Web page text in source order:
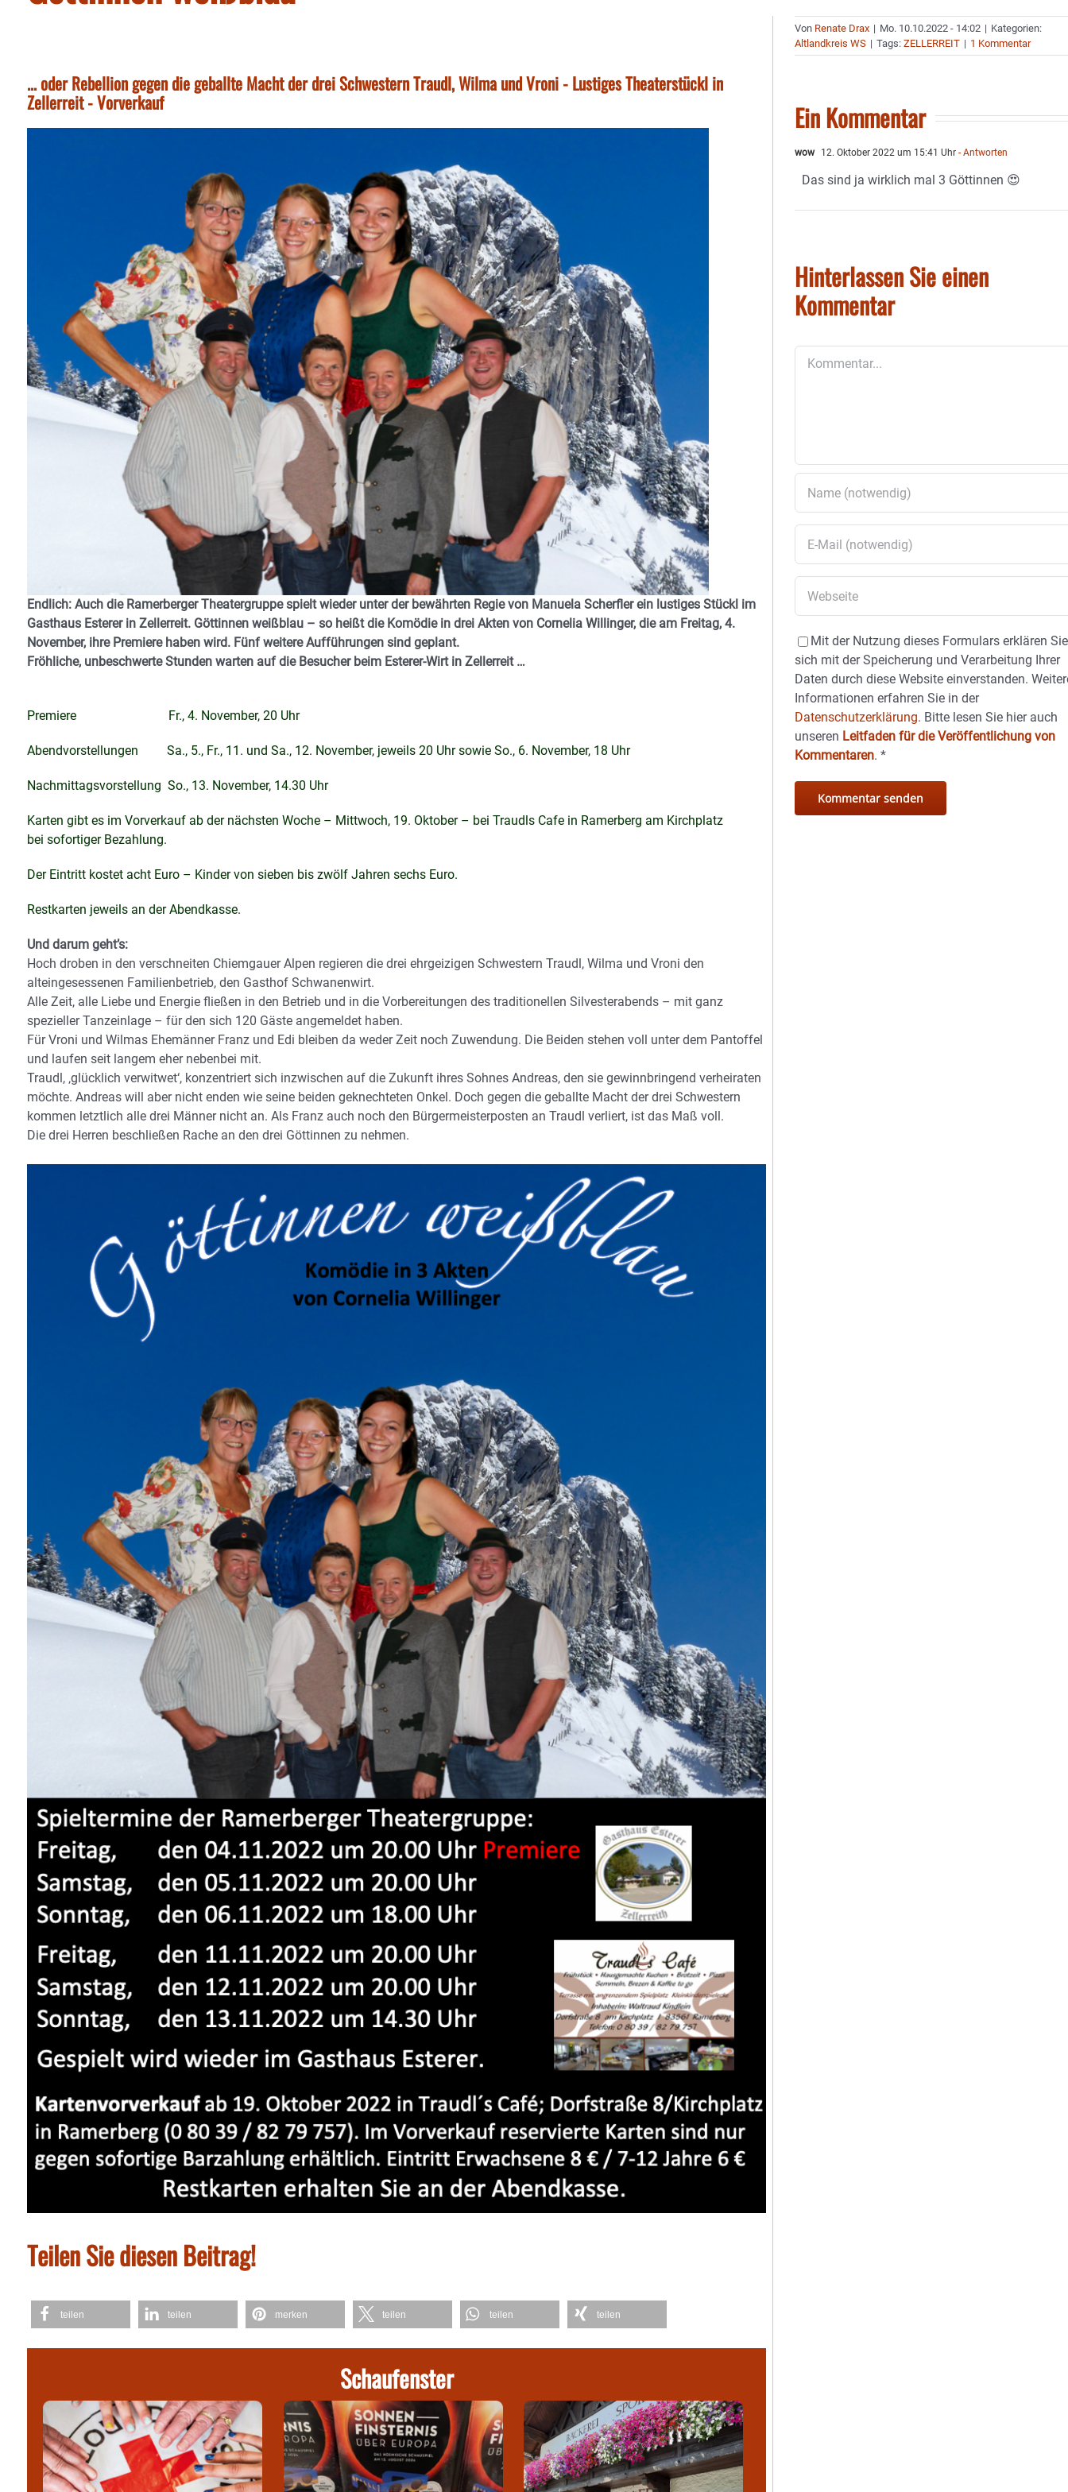
... oder Rebellion gegen die geballte Macht der drei Schwestern Traudl, Wilma und Vroni - Lustiges Theaterstückl in
Zellerreit - Vorverkauf
Endlich: Auch die Ramerberger Theatergruppe spielt wieder unter der bewährten Regie von Manuela Scherflerein lustiges Stückl im
Gasthaus Esterer in Zellerreit. Göttinnen weißblau – so heißtdie Komödie in drei Akten von Cornelia Willinger, die am Freitag, 4.
November, ihre Premiere haben wird. Fünf weitere Aufführungen sind geplant.
Fröhliche, unbeschwerte Stunden warten auf die Besucher beim Esterer-Wirt in Zellerreit …
Premiere Fr., 4. November, 20 Uhr
Abendvorstellungen Sa., 5., Fr., 11. und Sa., 12. November, jeweils 20 Uhr sowie So., 6. November, 18 Uhr
Nachmittagsvorstellung So., 13. November, 14.30 Uhr
Karten gibt es im Vorverkauf ab der nächsten Woche – Mittwoch, 19. Oktober – bei Traudls Cafe in Ramerberg am Kirchplatz
bei sofortiger Bezahlung.
Der Eintritt kostet acht Euro – Kinder von sieben bis zwölf Jahren sechs Euro.
Restkarten jeweils an der Abendkasse.
Und darum geht’s:
Hoch droben in den verschneiten Chiemgauer Alpen regieren die drei ehrgeizigen Schwestern Traudl, Wilma und Vroni den
alteingesessenen Familienbetrieb, den Gasthof Schwanenwirt.
Alle Zeit, alle Liebe und Energie fließen in den Betrieb und in die Vorbereitungen des traditionellen Silvesterabends – mit ganz
spezieller Tanzeinlage – für den sich 120 Gäste angemeldet haben.
Für Vroni und Wilmas Ehemänner Franz und Edi bleiben da weder Zeit noch Zuwendung. Die Beiden stehen voll unter dem Pantoffel
und laufen seit langem eher nebenbei mit.
Traudl, ‚glücklich verwitwet‘, konzentriert sich inzwischen auf die Zukunft ihres Sohnes Andreas, den sie gewinnbringend verheiraten
möchte. Andreas will aber nicht enden wie seine beiden geknechteten Onkel. Doch gegen die geballte Macht der drei Schwestern
kommen letztlich alle drei Männer nicht an. Als Franz auch noch den Bürgermeisterposten an Traudl verliert, ist das Maß voll.
Die drei Herren beschließen Rache an den drei Göttinnen zu nehmen.
Teilen Sie diesen Beitrag!
teilen teilen merken teilen teilen teilen
Schaufenster
Von Renate Drax | Mo. 10.10.2022 - 14:02 | Kategorien:
Altlandkreis WS | Tags:ZELLERREIT | 1 Kommentar
Ein Kommentar
wow 12. Oktober 2022 um 15:41 Uhr - Antworten
Das sind ja wirklich mal 3 Göttinnen 😍
Hinterlassen Sie einen
Kommentar
Mit der Nutzung dieses Formulars erklären Sie
sich mit der Speicherung und Verarbeitung Ihrer
Daten durch diese Website einverstanden.
Informationen erfahren Sie in der
Datenschutzerklärung. Bitte lesen Sie hier auch
unseren Leitfaden für die Veröffentlichung von
Kommentaren.*